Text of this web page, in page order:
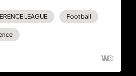
LEAGUE Football